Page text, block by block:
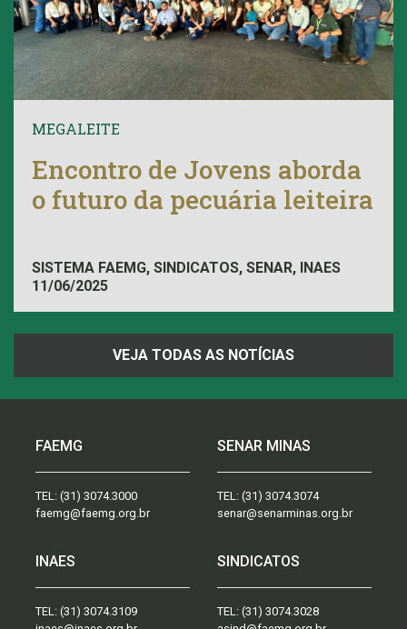
MEGALEITE
Encontro de Jovens aborda
o futuro da pecuária leiteira
SISTEMA FAEMG, SINDICATOS, SENAR, INAES
11/06/2025
VEJA TODAS AS NOTÍCIAS
FAEMG
TEL: (31) 3074.3000
faemg@faemg.org.br
SENAR MINAS
TEL: (31) 3074.3074
senar@senarminas.org.br
INAES
TEL: (31) 3074.3109
SINDICATOS
TEL: (31) 3074.3028